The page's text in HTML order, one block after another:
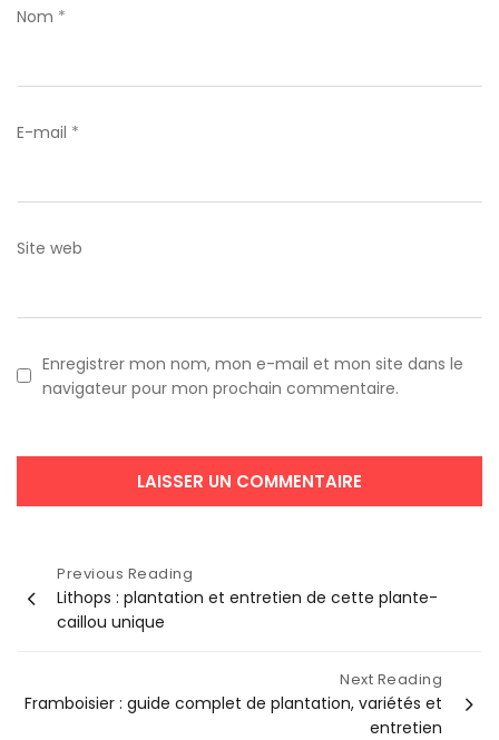
Nom *
E-mail *
Site web
Enregistrer mon nom, mon e-mail et mon site dans le
navigateur pour mon prochain commentaire.
Navigation
de
l’article
Previous Reading
Lithops : plantation et entretien de cette plante-
caillou unique
Next Reading
Framboisier : guide complet de plantation, variétés et
entretien